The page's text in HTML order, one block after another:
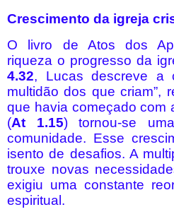
Crescimento da igreja
O livro de Atos dos
riqueza o progresso da
4.32, Lucas descreve a
multidão dos que criam”,
que havia começado com
(At 1.15) tornou-se
comunidade. Esse
isento de desafios. A
trouxe novas
exigiu uma constante
espiritual.